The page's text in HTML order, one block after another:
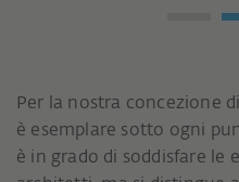
Per la nostra concezione
è esemplare sotto ogni
è in grado di soddisfare le